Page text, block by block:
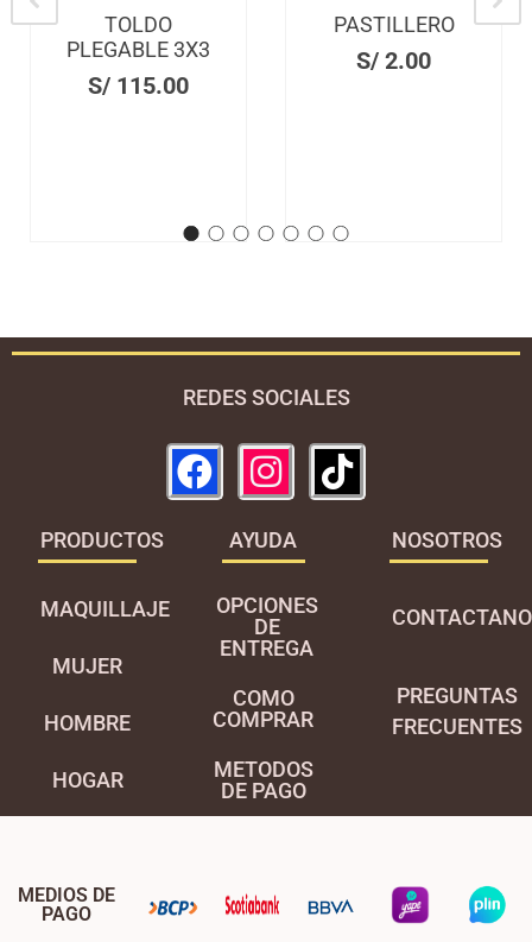
TOLDO
PLEGABLE 3X3
S/ 115.00
PASTILLERO
S/ 2.00
REDES SOCIALES
PRODUCTOS
MAQUILLAJE
MUJER
HOMBRE
HOGAR
AYUDA
OPCIONES
DE
ENTREGA
COMO
COMPRAR
METODOS
DE PAGO
NOSOTROS
PREGUNTAS
FRECUENTES
MEDIOS DE
PAGO